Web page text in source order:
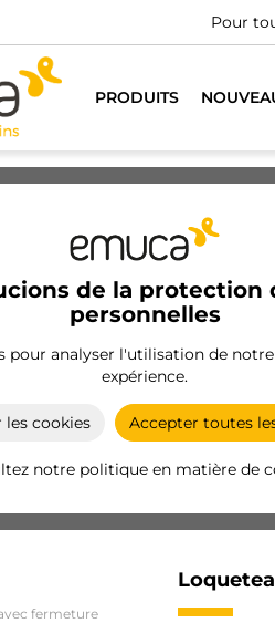
Nous
PRODUITS
de la protection
personnelles
pour analyser l'utilisation de
expérience.
les cookies Accepter toutes
notre politique en matière de
Charnières
et fermetures
d'Emuca, fabriquées
de haute qualité, offrent
dans les meubles, avec
des fermetures push et des
fermeture